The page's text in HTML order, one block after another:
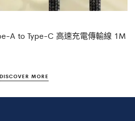
A to Type-C 高速充電傳輸線 1M
DISCOVER MORE